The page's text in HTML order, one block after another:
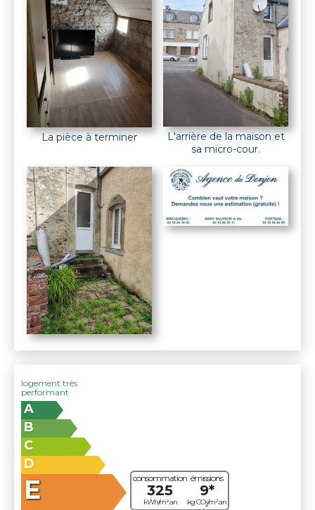
La pièce à terminer
L'arrière de la maison et
sa micro-cour.
consommation
325
kWh/m².an
émissions
9*
kg CO2/m².an
logement très
performant
A
B
C
D
E